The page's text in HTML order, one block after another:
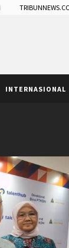
INTERNASIONAL